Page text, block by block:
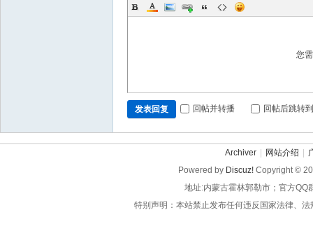
您
发表回复 回帖并转播 回帖后跳转
Archiver 网站介绍
Powered by Discuz! Copyright ©
地址:内蒙古霍林郭勒市；官方QQ
特别声明：本站禁止发布任何违反国家法律、